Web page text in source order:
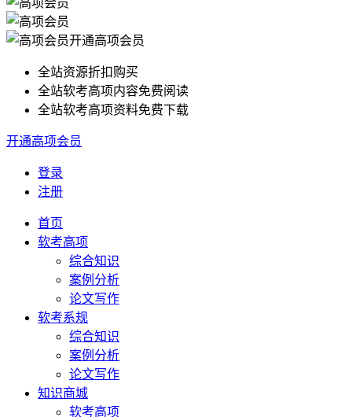
开通高项会员
全站资源折扣购买
全站软考高项内容免费阅读
全站软考高项资料免费下载
开通高项会员
登录
注册
首页
软考高项
综合知识
案例分析
论文写作
软考系规
综合知识
案例分析
论文写作
知识商城
软考高项